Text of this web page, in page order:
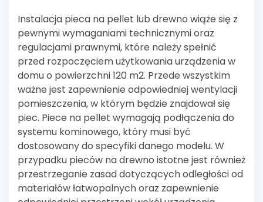
Instalacja pieca na pellet lub drewno wiąże się z
pewnymi wymaganiami technicznymi oraz
regulacjami prawnymi, które należy spełnić
przed rozpoczęciem użytkowania urządzenia w
domu o powierzchni 120 m2. Przede wszystkim
ważne jest zapewnienie odpowiedniej wentylacji
pomieszczenia, w którym będzie znajdował się
piec. Piece na pellet wymagają podłączenia do
systemu kominowego, który musi być
dostosowany do specyfiki danego modelu. W
przypadku pieców na drewno istotne jest również
przestrzeganie zasad dotyczących odległości od
materiałów łatwopalnych oraz zapewnienie